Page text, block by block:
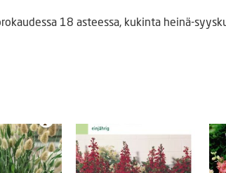
18 asteessa, kukinta heinä-